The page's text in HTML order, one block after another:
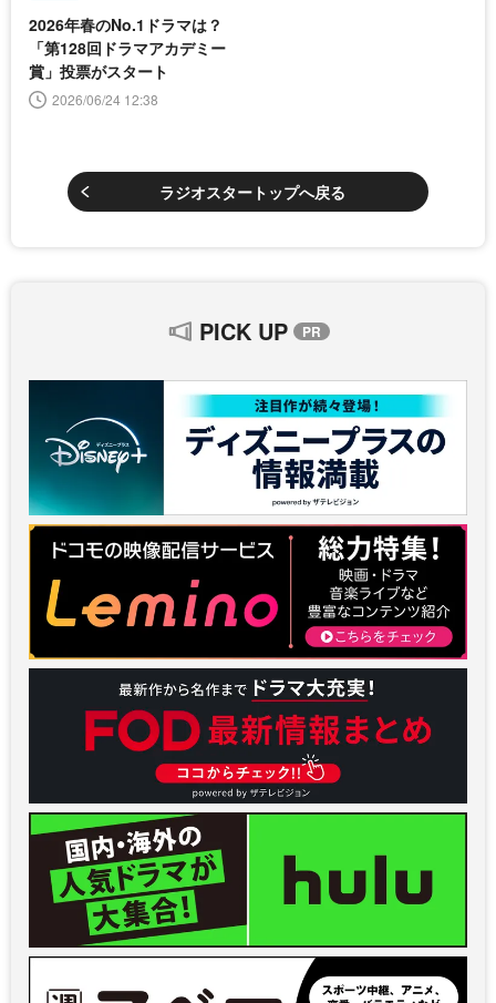
2026年春のNo.1ドラマは？
「第128回ドラマアカデミー
賞」投票がスタート
2026/06/24 12:38
ラジオスタートップへ戻る
PICK UP